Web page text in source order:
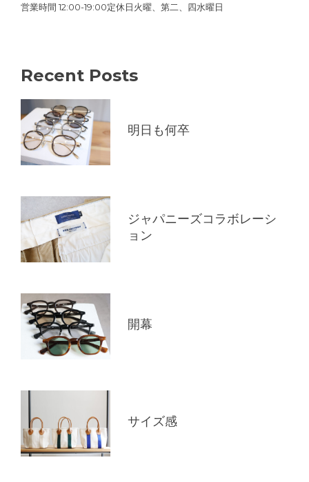
営業時間 12:00-19:00定休日火曜、第二、四水曜日
Recent Posts
明日も何卒
ジャパニーズコラボレーシ
ョン
開幕
サイズ感